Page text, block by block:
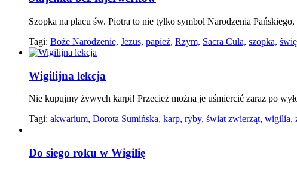
Szopka na placu św. Piotra to nie tylko symbol Narodzenia
Tagi: Boże Narodzenie, Jezus, papież, Rzym, Sacra Cula, szopka,
Wigilijna lekcja
Nie kupujmy żywych karpi! Przecież można je uśmiercić zaraz po
Tagi: akwarium, Dorota Sumińska, karp, ryby, świat zwierząt, wigilia,
Do siego roku w Wigilię